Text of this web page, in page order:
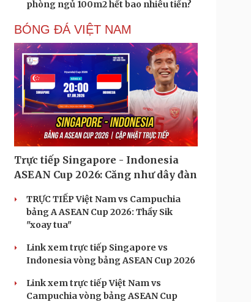
phòng ngủ 100m2 hết bao nhiêu tiền?
BÓNG ĐÁ VIỆT NAM
Trực tiếp Singapore - Indonesia
ASEAN Cup 2026: Căng như dây đàn
TRỰC TIẾP Việt Nam vs Campuchia
bảng A ASEAN Cup 2026: Thầy Sik
"xoay tua"
Link xem trực tiếp Singapore vs
Indonesia vòng bảng ASEAN Cup 2026
Link xem trực tiếp Việt Nam vs
Campuchia vòng bảng ASEAN Cup